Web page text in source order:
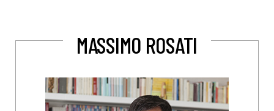
MASSIMO ROSATI